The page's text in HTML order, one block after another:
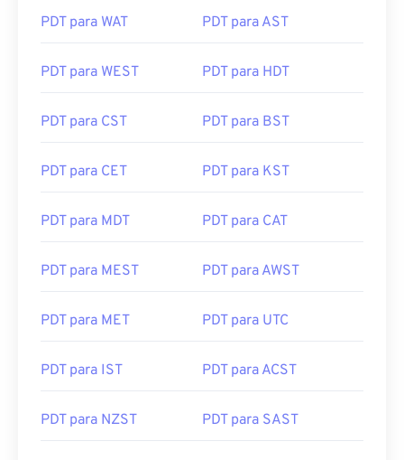
PDT para WAT PDT para AST
PDT para WEST PDT para HDT
PDT para CST PDT para BST
PDT para CET PDT para KST
PDT para MDT PDT para CAT
PDT para MEST PDT para AWST
PDT para MET PDT para UTC
PDT para IST PDT para ACST
PDT para NZST PDT para SAST